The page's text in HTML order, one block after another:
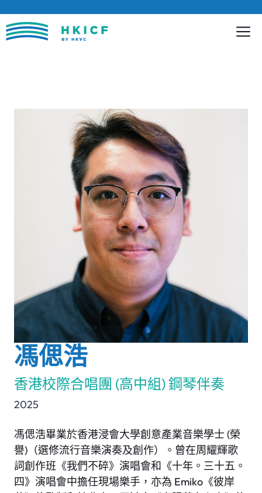
至
內
馮偲浩
香港校際合唱團 (高中組) 鋼琴伴奏
2025
馮偲浩畢業於香港浸會大學創意產業音樂學士 (榮
譽)（選修流行音樂演奏及創作）。曾在周耀輝歌
詞創作班《我們不碎》演唱會和《十年。三十五。
四》演唱會中擔任現場樂手，亦為 Emiko《彼岸